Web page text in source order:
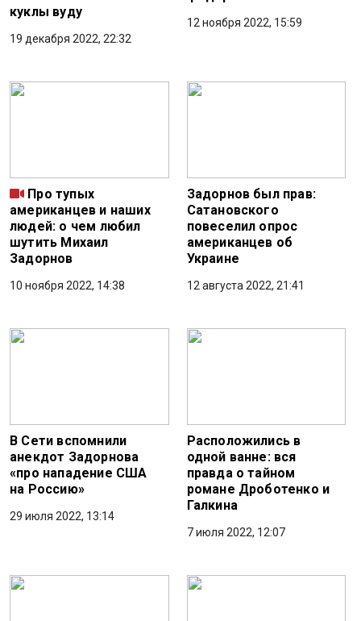
куклы вуду
19 декабря 2022, 22:32
12 ноября 2022, 15:59
Про тупых
американцев и наших
людей: о чем любил
шутить Михаил
Задорнов
10 ноября 2022, 14:38
Задорнов был прав:
Сатановского
повеселил опрос
американцев об
Украине
12 августа 2022, 21:41
В Сети вспомнили
анекдот Задорнова
«про нападение США
на Россию»
29 июля 2022, 13:14
Расположились в
одной ванне: вся
правда о тайном
романе Дроботенко и
Галкина
7 июля 2022, 12:07